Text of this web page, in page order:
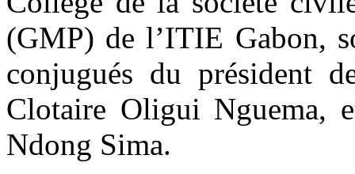
(GMP) de l’ITIE Gabon,
conjugués du président
Clotaire Oligui Nguema,
Ndong Sima.